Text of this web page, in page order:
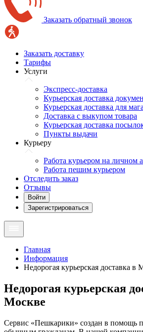
Заказать обратный звонок
Заказать доставку
Тарифы
Услуги
Экспресс-доставка
Курьерская доставка
Курьерская доставка для
Доставка с выкупом товара
Курьерская доставка
Пункты выдачи
Курьеру
Работа курьером на личном
Работа пешим курьером
Отследить заказ
Отзывы
Войти
Зарегистрироваться
Главная
Информация
Недорогая курьерская доставка в
Недорогая курьерская
Москве
Сервис «Пешкарики» создан в помощь